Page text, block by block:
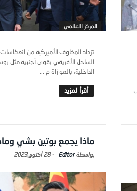
المركز الاعلامي
تزداد المخاوف الأميركية من
الساحل الأفريقي بقوى أجنبية مثل
الداخلية، بالموازاة م ...
ماذا يجمع بوتين بشي
Editor
-28 أكتوبر,2023